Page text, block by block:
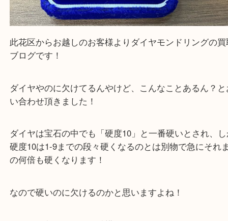
此花区からお越しのお客様よりダイヤモンドリング
ダイヤやのに欠けてるんやけど、こんなことあるん
い合わせ頂きました！
ダイヤは宝石の中でも「硬度10」と一番硬いとされ